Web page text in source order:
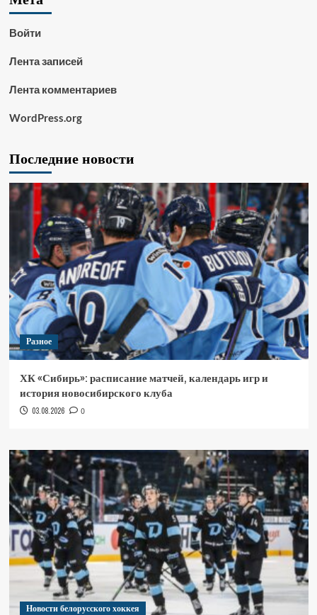
Войти
Лента записей
Лента комментариев
WordPress.org
Последние новости
Разное
ХК «Сибирь»: расписание матчей, календарь игр и
история новосибирского клуба
03.08.2026 0
Новости белорусского хоккея